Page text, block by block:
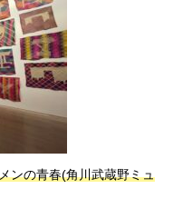
ンの青春(角川武蔵野ミュ